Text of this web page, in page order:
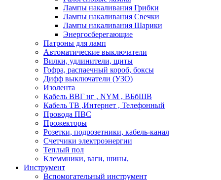
Лампы накаливания Грибки
Лампы накаливания Свечки
Лампы накаливания Шарики
Энергосберегающие
Патроны для ламп
Автоматические выключатели
Вилки, удлинители, щиты
Гофра, распаечный короб, боксы
Дифф выключатели (УЗО)
Изолента
Кабель ВВГ нг , NYM , ВБбШВ
Кабель ТВ ,Интернет , Телефонный
Провода ПВС
Прожекторы
Розетки, подрозетники, кабель-канал
Счетчики электроэнергии
Теплый пол
Клеммники, ваги, шины,
Инструмент
Вспомогательный инструмент